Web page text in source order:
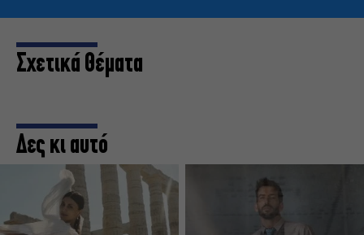
Σχετικά Θέματα
Δες κι αυτό